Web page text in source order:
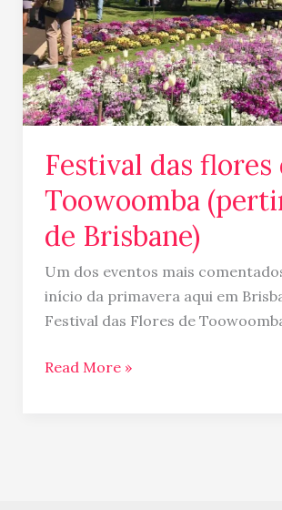
Festival das flores
Toowoomba
de Brisbane)
Um dos eventos mais
início da primavera aqui em
Festival das Flores de
de
Brisbane)
Read More »